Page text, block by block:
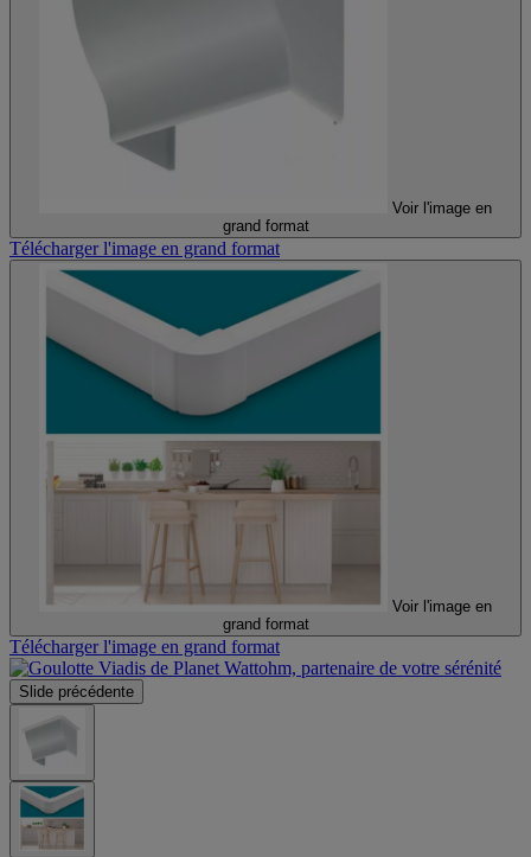
Voir l'image en
grand format
Télécharger l'image en grand format
Voir l'image en
grand format
Télécharger l'image en grand format
Slide précédente